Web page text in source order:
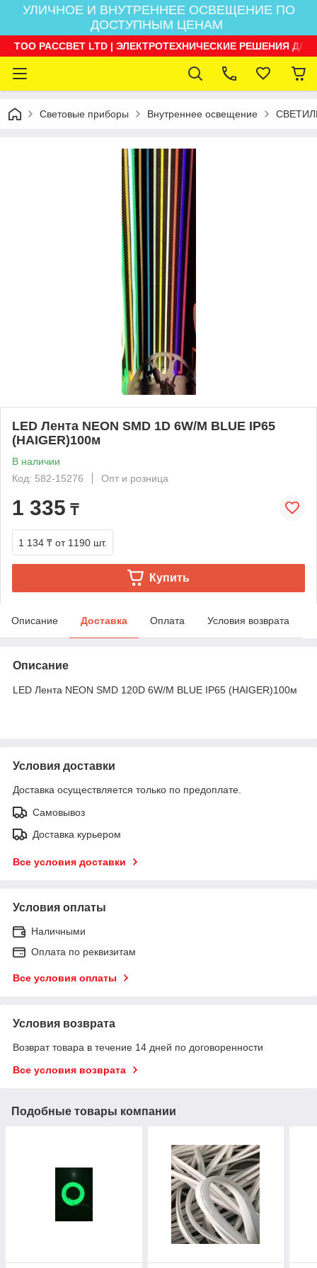
УЛИЧНОЕ И ВНУТРЕННЕЕ ОСВЕЩЕНИЕ ПО
ДОСТУПНЫМ ЦЕНАМ
ТОО РАССВЕТ LTD | ЭЛЕКТРОТЕХНИЧЕСКИЕ РЕШЕНИЯ
Световые приборы Внутреннее освещение
LED Лента NEON SMD 1D 6W/M BLUE IP65
(HAIGER)100м
В наличии
Код: 582-15276
Опт и розница
1 335 ₸
1 134 ₸ от 1190 шт.
Купить
Описание Доставка Оплата Условия возврата
Описание
LED Лента NEON SMD 120D 6W/M BLUE IP65 (HAIGER)100м
Условия доставки
Доставка осуществляется только по предоплате.
Самовывоз
Доставка курьером
Все условия доставки
Условия оплаты
Наличными
Оплата по реквизитам
Все условия оплаты
Условия возврата
Возврат товара в течение 14 дней по договоренности
Все условия возврата
Подобные товары компании